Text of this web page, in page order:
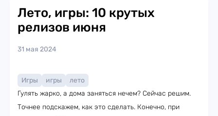
Лето, игры: 10 крутых
релизов июня
31 мая 2024
Игры игры
лето
Гулять жарко, а дома заняться нечем? Сейчас решим.
Точнее подскажем, как это сделать. Конечно, при